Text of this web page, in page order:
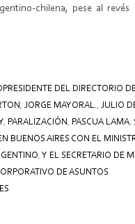
chilena, pese al revés
DEL DIRECTORIO
, JORGE MAYORAL., JULIO
, PARALIZACIÓN , PASCUA LAMA,
BUENOS AIRES CON EL
, Y EL SECRETARIO DE
DE ASUNTOS